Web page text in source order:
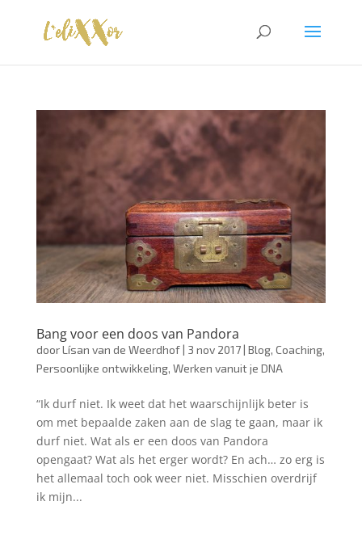
Bang voor een doos van Pandora
doorLísan van de Weerdhof| 3 nov 2017| Blog, Coaching,
Persoonlijke ontwikkeling, Werken vanuit je DNA
“Ik durf niet. Ik weet dat het waarschijnlijk beter is
om met bepaalde zaken aan de slag te gaan, maar ik
durf niet. Wat als er een doos van Pandora
opengaat? Wat als het erger wordt? En ach… zo erg is
het allemaal toch ook weer niet. Misschien overdrijf
ik mijn...